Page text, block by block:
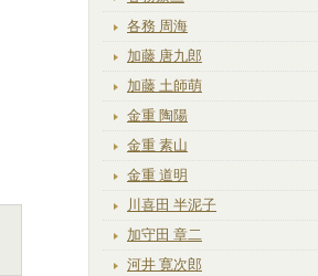
各務 周海
加藤 唐九郎
加藤 土師萌
金重 陶陽
金重 素山
金重 道明
川喜田 半泥子
加守田 章二
河井 寛次郎